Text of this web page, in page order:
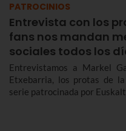
PATROCINIOS
Entrevista con los
fans nos mandan
sociales todos los
Entrevistamos a Markel
Etxebarria, los protas de la
serie patrocinada por